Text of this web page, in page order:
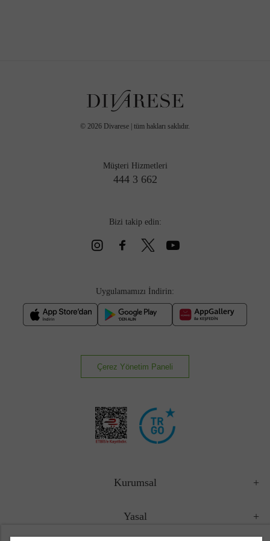
© 2026 Divarese | tüm hakları saklıdır.
Müşteri Hizmetleri
444 3 662
Bizi takip edin:
Uygulamamızı İndirin:
Çerez Yönetim Paneli
Kurumsal
Yasal